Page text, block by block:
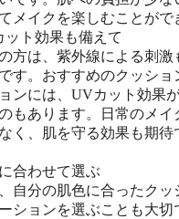
メイクを楽しむことがで
ット効果も備えて
方は、紫外線による刺激
す。おすすめのクッショ
ンには、UVカット効果
もあります。日常のメイ
く、肌を守る効果も期待
合わせて選ぶ
自分の肌色に合ったクッ
ションを選ぶことも大切